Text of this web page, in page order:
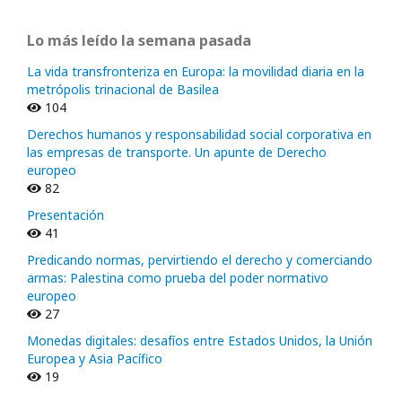
Lo más leído la semana pasada
La vida transfronteriza en Europa: la movilidad diaria en la
metrópolis trinacional de Basilea
104
Derechos humanos y responsabilidad social corporativa en
las empresas de transporte. Un apunte de Derecho
europeo
82
Presentación
41
Predicando normas, pervirtiendo el derecho y comerciando
armas: Palestina como prueba del poder normativo
europeo
27
Monedas digitales: desafíos entre Estados Unidos, la Unión
Europea y Asia Pacífico
19